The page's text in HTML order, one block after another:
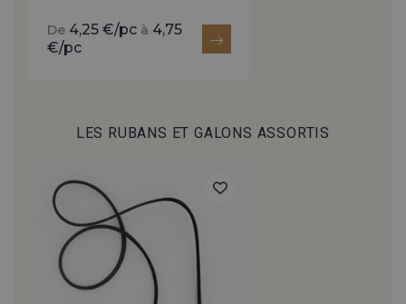
De 4,25 €/pc à 4,75
€/pc
LES RUBANS ET GALONS ASSORTIS